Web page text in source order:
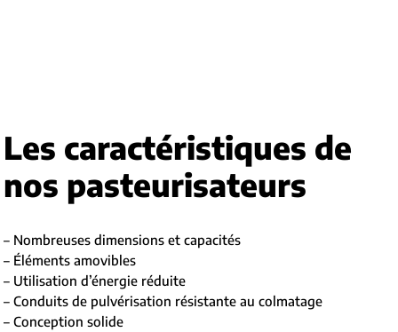
Les caractéristiques de
nos pasteurisateurs
– Nombreuses dimensions et capacités
– Éléments amovibles
– Utilisation d’énergie réduite
– Conduits de pulvérisation résistante au colmatage
– Conception solide